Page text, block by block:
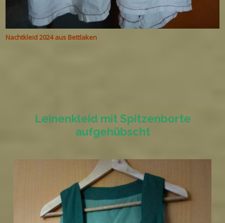
Nachtkleid 2024 aus Bettlaken
Leinenkleid mit Spitzenborte
aufgehübscht